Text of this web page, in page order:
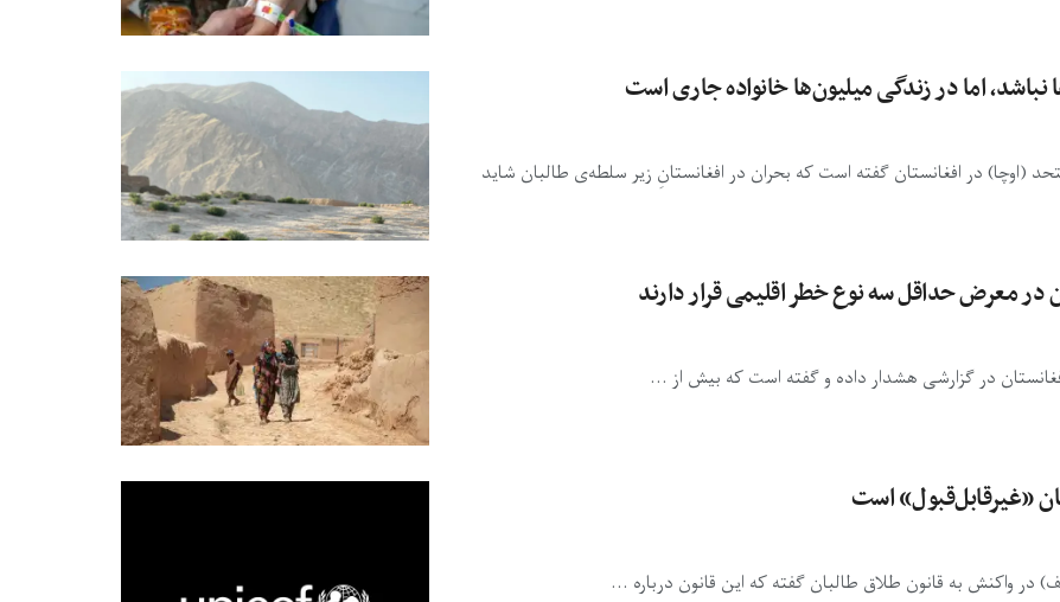
اما در زندگی میلیون‌ها خانواده جاری است
در افغانستان گفته است که بحران در افغانستانِ زیر سلطه‌ی طالبان شاید
در گزارشی هشدار داده و گفته است که بیش از ...
«غیرقابل‌قبول» است
در واکنش به قانون طلاق طالبان گفته که این قانون درباره ...